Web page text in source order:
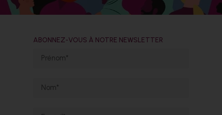
ABONNEZ-VOUS À NOTRE NEWSLETTER